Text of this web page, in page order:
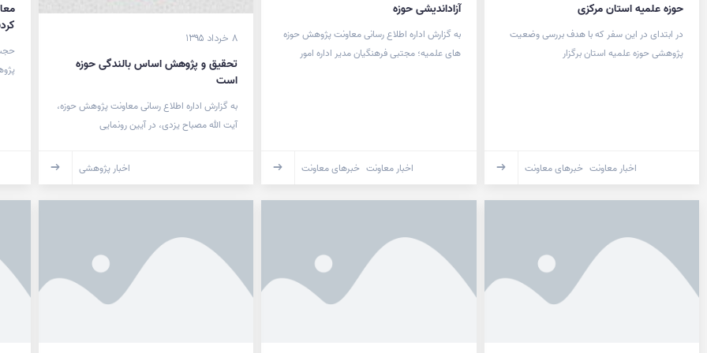
حوزه علمیه استان مرکزی
در ابتدای در این سفر که با هدف بررسی وضعیت
پژوهشی حوزه علمیه استان برگزار
اخبار معاونت خبرهای معاونت
آزاداندیشی حوزه
به گزارش اداره اطلاع رسانی معاونت پژوهش حوزه
های علمیه؛ مجتبی فرهنگیان مدیر اداره امور
اخبار معاونت خبرهای معاونت
۸ خرداد ۱۳۹۵
تحقیق و پژوهش اساس بالندگی حوزه
است
به گزارش اداره اطلاع رسانی معاونت پژوهش حوزه،
آیت الله مصباح یزدی، در آیین رونمایی
اخبار پژوهشی